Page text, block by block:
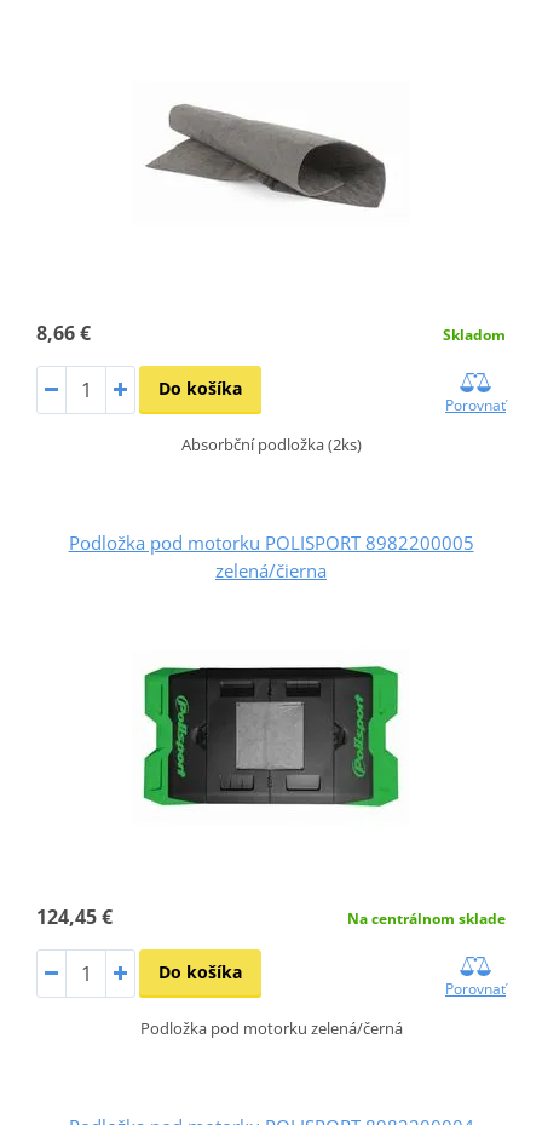
8,66 € Skladom
Do košíka
Porovnať
Absorbční podložka (2ks)
Podložka pod motorku POLISPORT 8982200005
zelená/čierna
124,45 € Na centrálnom sklade
Do košíka
Porovnať
Podložka pod motorku zelená/černá